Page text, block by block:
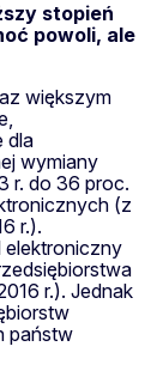
stopień
powoli, ale
większym
dla
wymiany
r. do 36 proc.
(z
r.).
elektroniczny
r.). Jednak
państw